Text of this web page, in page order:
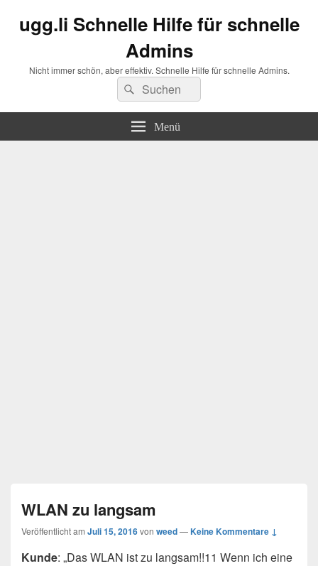
ugg.li Schnelle Hilfe für schnelle
Admins
Nicht immer schön, aber effektiv. Schnelle Hilfe für schnelle Admins.
Suchen
nach:
Suchen
Menü
WLAN zu langsam
Veröffentlicht am Juli 15, 2016von weed—Keine Kommentare ↓
Kunde: „Das WLAN ist zu langsam!!11 Wenn ich eine